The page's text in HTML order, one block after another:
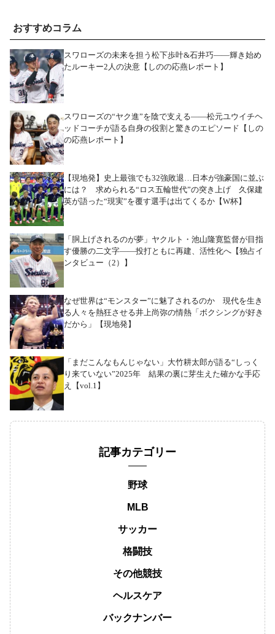
おすすめコラム
スワローズの未来を担う松下歩叶&石井巧――輝き始め
たルーキー2人の決意【しのの応燕レポート】
スワローズの“ヤク進”を陰で支える――松元ユウイチヘ
ッドコーチが語る自身の役割と驚きのエピソード【しの
の応燕レポート】
【現地発】史上最強でも32強敗退…日本が強豪国に並ぶ
には？ 求められる“ロス五輪世代”の突き上げ 久保建
英が語った“現実”を覆す選手は出てくるか【W杯】
「胴上げされるのが夢」ヤクルト・池山隆寛監督が目指
す優勝の二文字――投打ともに再建、活性化へ【独占イ
ンタビュー（2）】
なぜ世界は“モンスター”に魅了されるのか 現代を生き
る人々を熱狂させる井上尚弥の情熱「ボクシングが好き
だから」【現地発】
「まだこんなもんじゃない」大竹耕太郎が語る“しっく
り来ていない”2025年 結果の裏に芽生えた確かな手応
え【vol.1】
記事カテゴリー
野球
MLB
サッカー
格闘技
その他競技
ヘルスケア
バックナンバー